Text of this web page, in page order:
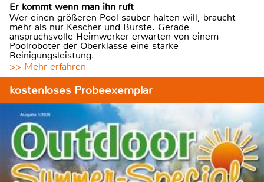
Er kommt wenn man ihn ruft
Wer einen größeren Pool sauber halten will, braucht
mehr als nur Kescher und Bürste. Gerade
anspruchsvolle Heimwerker erwarten von einem
Poolroboter der Oberklasse eine starke
Reinigungsleistung.
>> Mehr erfahren
kostenloses Probeexemplar